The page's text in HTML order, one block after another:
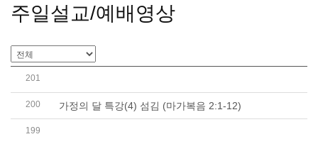
주일설교/예배영상
201
200 가정의 달 특강(4) 섬김 (마가복음 2:1-12)
199